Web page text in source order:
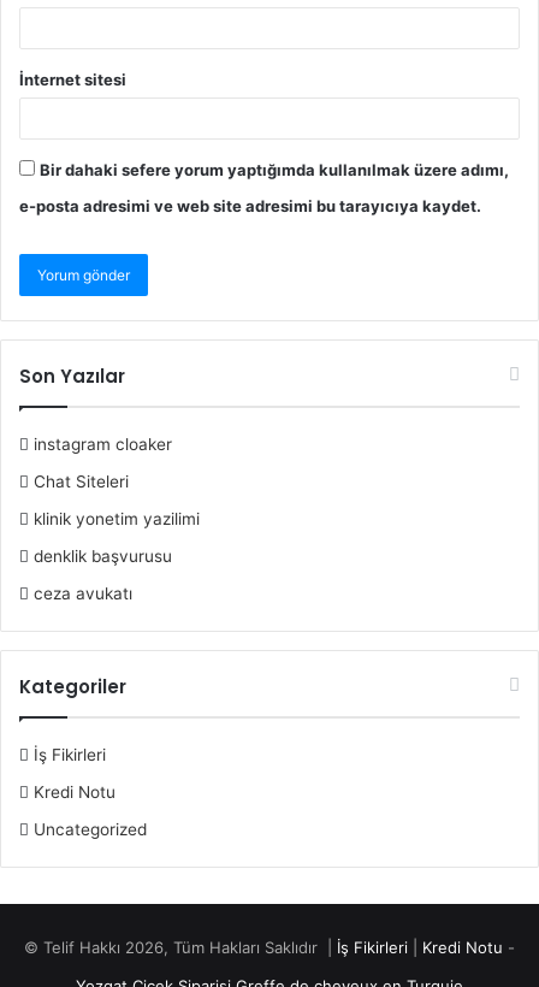
İnternet sitesi
Bir dahaki sefere yorum yaptığımda kullanılmak üzere adımı,
e-posta adresimi ve web site adresimi bu tarayıcıya kaydet.
Son Yazılar
instagram cloaker
Chat Siteleri
klinik yonetim yazilimi
denklik başvurusu
ceza avukatı
Kategoriler
İş Fikirleri
Kredi Notu
Uncategorized
© Telif Hakkı 2026, Tüm Hakları Saklıdır | İş Fikirleri Kredi Notu -